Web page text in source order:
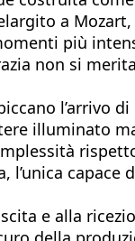
a
più
non si
l’arrivo
illuminato
e alla